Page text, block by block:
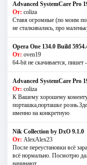
Advanced SystemCare Pro
От: coliza
Ставя огромные (по моим
не сталкивались, про
Opera One 134.0 Build
От: oven19
64-bit не скачивается, пишет
Advanced SystemCare Pro
От: coliza
К Вашему хорошему
порташка,порташке
именно на конкретную
Nik Collection by DxO 9.1.0
От: AlexAlex23
После переустановки всё
всё нормально. Посмотрю
начинают